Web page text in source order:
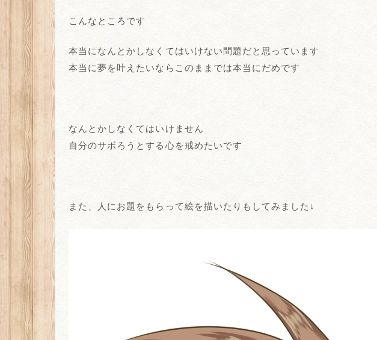
こんなところです
本当になんとかしなくてはいけない問題だと思っています
本当に夢を叶えたいならこのままでは本当にだめです
なんとかしなくてはいけません
自分のサボろうとする心を戒めたいです
また、人にお題をもらって絵を描いたりもしてみました↓